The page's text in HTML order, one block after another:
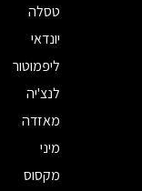
טסלה
יונדאי
ליפמוטור
לנצ'יה
מאזדה
מיני
מקסוס